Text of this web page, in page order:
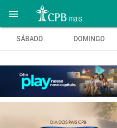

SÁBADO DOMINGO